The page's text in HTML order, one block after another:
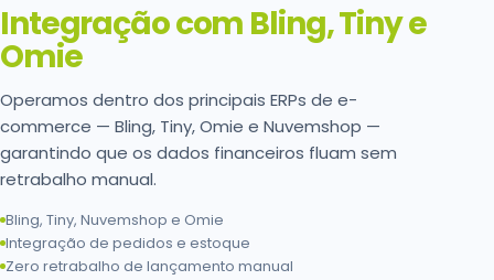
Integração com Bling, Tiny e
Omie
Operamos dentro dos principais ERPs de e-
commerce — Bling, Tiny, Omie e Nuvemshop —
garantindo que os dados financeiros fluam sem
retrabalho manual.
Bling, Tiny, Nuvemshop e Omie
Integração de pedidos e estoque
Zero retrabalho de lançamento manual